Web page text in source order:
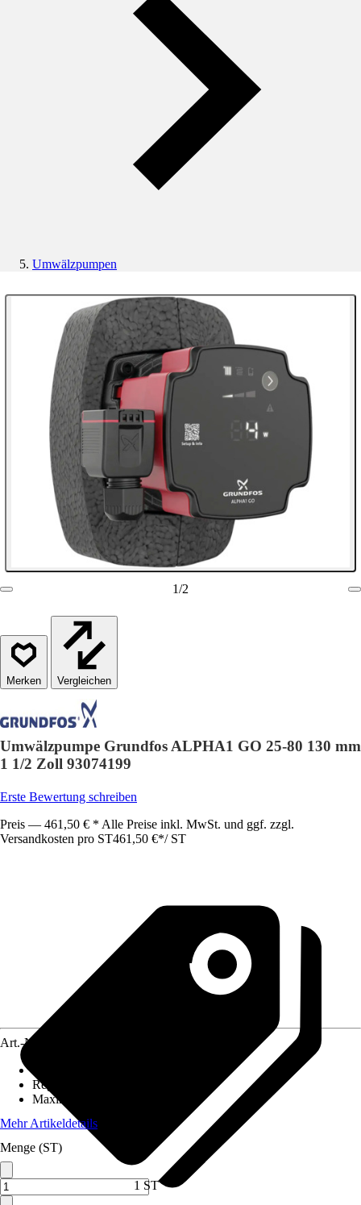
Umwälzpumpen
1/2
Vergleichen
Umwälzpumpe Grundfos ALPHA1 GO 25-80 130 mm
1 1/2 Zoll 93074199
Erste Bewertung schreiben
Preis — 461,50 € * Alle Preise inkl. MwSt. und ggf. zzgl.
Versandkosten pro ST461,50 €*/ ST
Art.-Nr.
Regelung
Maximale Förderhöhe
Mehr Artikeldetails
Menge (ST)
1 ST